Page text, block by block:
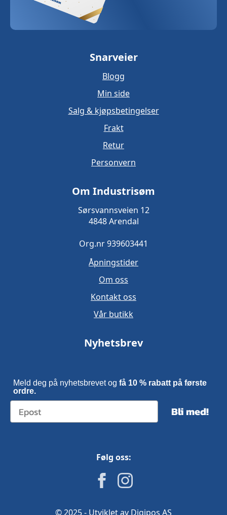
Snarveier
Blogg
Min side
Salg & kjøpsbetingelser
Frakt
Retur
Personvern
Om Industrisøm
Sørsvannsveien 12
4848 Arendal
Org.nr 939603441
Åpningstider
Om oss
Kontakt oss
Vår butikk
Nyhetsbrev
Meld deg på nyhetsbrevet og få 10 % rabatt på første
ordre.
Bli med!
Følg oss:
© 2025 - Utviklet av Digipos AS